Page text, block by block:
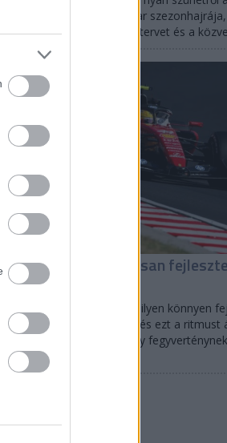
Portlandban indul az IndyCar
is: mutatjuk az időtervet és a
tud folyamatosan
Ferrari?
Paolo Filisetti szerint direkt ilyen könnyen
autót tervezett a Scuderia, és ezt a ritmust
2027-re is, ami nagyon nagy fegyverténynek
bizonyulhat.
F1